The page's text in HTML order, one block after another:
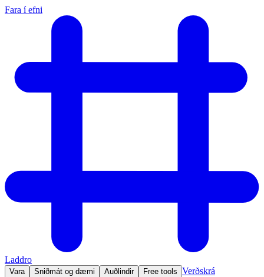
Fara í efni
Laddro
Vara Sniðmát og dæmi Auðlindir Free tools Verðskrá